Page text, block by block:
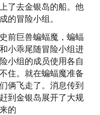
了去金银岛的船。他
的冒险小组。
前巨兽蝙蝠魔，蝙蝠
小乖尾随冒险小组进
小组的成员使用各自
住。就在蝙蝠魔准备
俩飞走了。消息传到
到金银岛展开了大规
的